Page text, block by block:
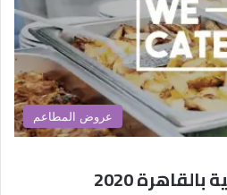
عروض المطاعم
2020